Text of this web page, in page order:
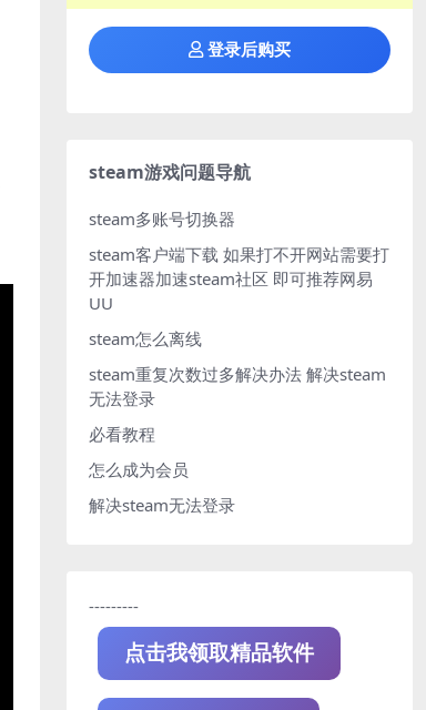
登录后购买
steam游戏问题导航
steam多账号切换器
steam客户端下载 如果打不开网站需要打
开加速器加速steam社区 即可推荐网易
UU
steam怎么离线
steam重复次数过多解决办法 解决steam
无法登录
必看教程
怎么成为会员
解决steam无法登录
---------
点击我领取精品软件